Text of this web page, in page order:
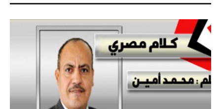
توشكى..
في
مواجهة
التحديات
مغلقة